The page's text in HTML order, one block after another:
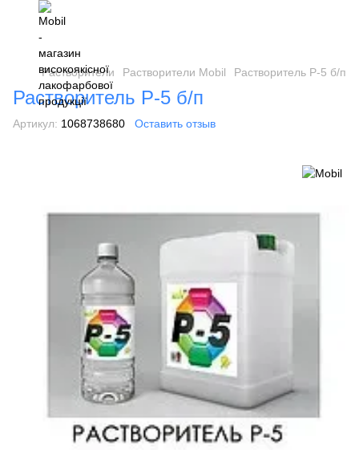
Растворители Растворители Mobil Растворитель Р-5 б/п
Растворитель Р-5 б/п
Артикул: 1068738680 Оставить отзыв